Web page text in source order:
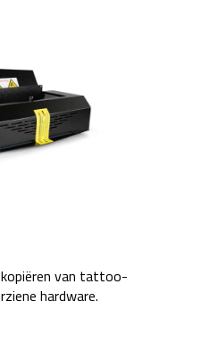
van tattoo-
hardware.